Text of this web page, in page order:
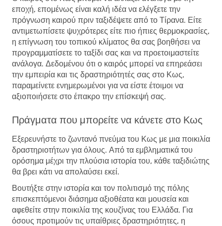
εποχή, επομένως είναι καλή ιδέα να ελέγξετε την
πρόγνωση καιρού πριν ταξιδέψετε από το Τίρανα. Είτε
αντιμετωπίσετε ψυχρότερες είτε πιο ήπιες θερμοκρασίες,
η επίγνωση του τοπικού κλίματος θα σας βοηθήσει να
προγραμματίσετε το ταξίδι σας και να προετοιμαστείτε
ανάλογα. Δεδομένου ότι ο καιρός μπορεί να επηρεάσει
την εμπειρία και τις δραστηριότητές σας στο Κως,
παραμείνετε ενημερωμένοι για να είστε έτοιμοι να
αξιοποιήσετε στο έπακρο την επίσκεψή σας.
Πράγματα που μπορείτε να κάνετε στο Κως
Εξερευνήστε το ζωντανό πνεύμα του Κως με μια ποικιλία
δραστηριοτήτων για όλους. Από τα εμβληματικά του
ορόσημα μέχρι την πλούσια ιστορία του, κάθε ταξιδιώτης
θα βρει κάτι να απολαύσει εκεί.
Βουτήξτε στην ιστορία και τον πολιτισμό της πόλης
επισκεπτόμενοι διάσημα αξιοθέατα και μουσεία και
αφεθείτε στην ποικιλία της κουζίνας του Ελλάδα. Για
όσους προτιμούν τις υπαίθριες δραστηριότητες, η